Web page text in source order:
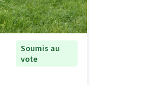
Soumis au
vote